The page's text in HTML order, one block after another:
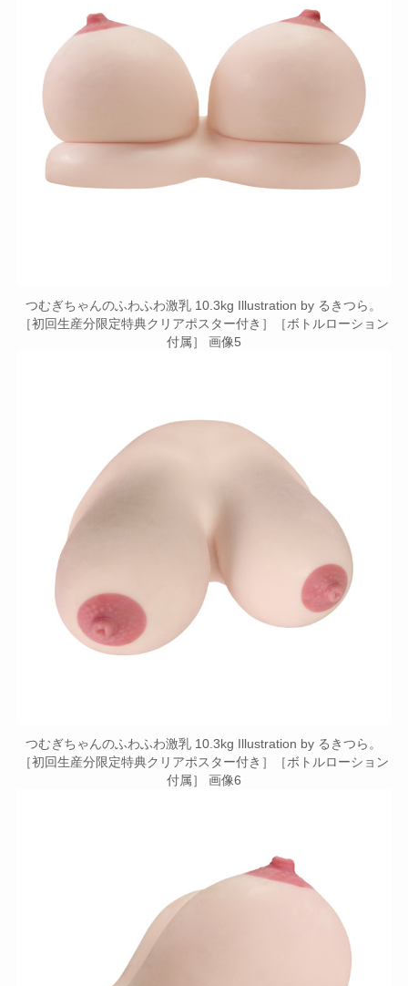
つむぎちゃんのふわふわ激乳 10.3kg Illustration by るきつら。
［初回生産分限定特典クリアポスター付き］［ボトルローション
付属］ 画像5
つむぎちゃんのふわふわ激乳 10.3kg Illustration by るきつら。
［初回生産分限定特典クリアポスター付き］［ボトルローション
付属］ 画像6